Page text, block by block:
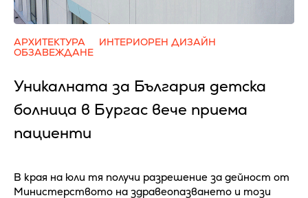
АРХИТЕКТУРА
ИНТЕРИОРЕН ДИЗАЙН
ОБЗАВЕЖДАНЕ
Уникалната за България детска
болница в Бургас вече приема
пациенти
В края на юли тя получи разрешение за дейност от
Министерството на здравеопазването и този